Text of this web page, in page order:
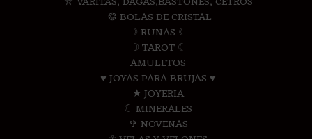
❂ BOLAS DE CRISTAL
☽ RUNAS ☾
☽ TAROT ☾
AMULETOS
♥ JOYAS PARA BRUJAS ♥
★ JOYERIA
☾ MINERALES
✞ NOVENAS